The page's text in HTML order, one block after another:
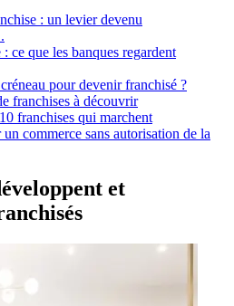
: un levier devenu
ce que les banques regardent
pour devenir franchisé ?
franchises à découvrir
franchises qui marchent
commerce sans autorisation de la
et